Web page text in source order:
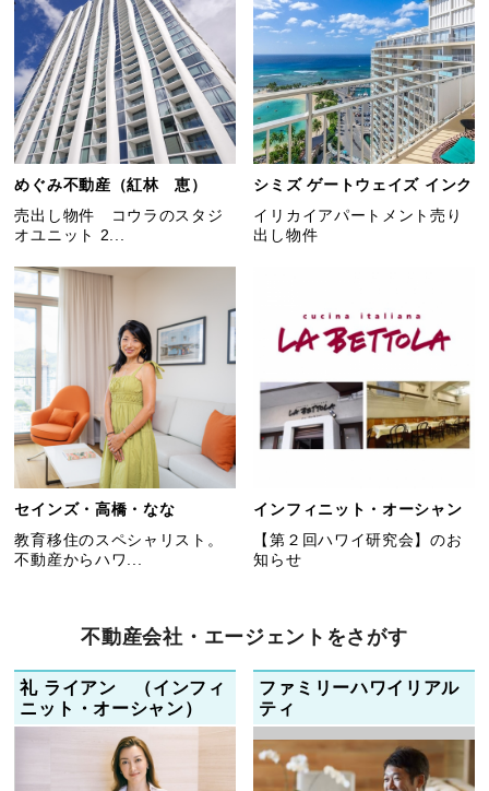
めぐみ不動産（紅林 恵）
売出し物件 コウラのスタジ
オユニット 2...
シミズ ゲートウェイズ インク
イリカイアパートメント売り
出し物件
セインズ・高橋・なな
教育移住のスペシャリスト。
不動産からハワ...
インフィニット・オーシャン
【第２回ハワイ研究会】のお
知らせ
不動産会社・エージェントをさがす
礼 ライアン （インフィ
ニット・オーシャン）
ファミリーハワイリアル
ティ